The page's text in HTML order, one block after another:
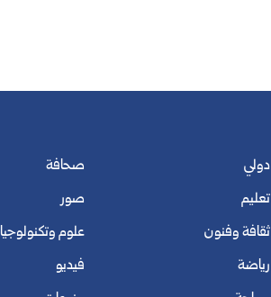
دولي
تعليم
ثقافة وفنون
رياضة
صحافة
صور
علوم وتكنولوجيا
فيديو